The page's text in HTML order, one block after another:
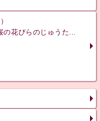
花びらのじゅうた...